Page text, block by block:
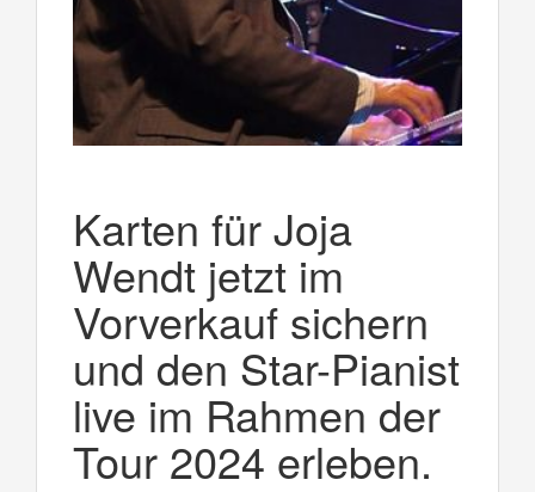
Karten für Joja
Wendt jetzt im
Vorverkauf sichern
und den Star-Pianist
live im Rahmen der
Tour 2024 erleben.